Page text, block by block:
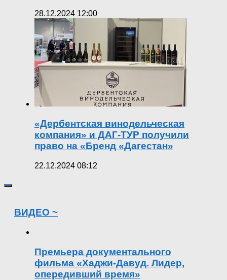
28.12.2024 12:00
«Дербентская винодельческая
компания» и ДАГ-ТУР получили
право на «Бренд «Дагестан»
22.12.2024 08:12
ВИДЕО ~
Премьера документального
фильма «Хаджи-Давуд. Лидер,
опередивший время»